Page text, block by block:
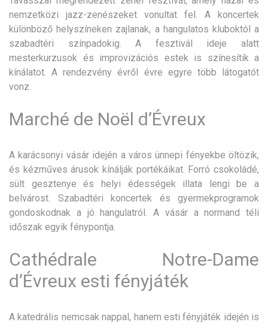
nemzetközi jazz-zenészeket vonultat fel. A koncertek
különböző helyszíneken zajlanak, a hangulatos kluboktól a
szabadtéri színpadokig. A fesztivál ideje alatt
mesterkurzusok és improvizációs estek is színesítik a
kínálatot. A rendezvény évről évre egyre több látogatót
vonz.
Marché de Noël d’Évreux
A karácsonyi vásár idején a város ünnepi fényekbe öltözik,
és kézműves árusok kínálják portékáikat. Forró csokoládé,
sült gesztenye és helyi édességek illata lengi be a
belvárost. Szabadtéri koncertek és gyermekprogramok
gondoskodnak a jó hangulatról. A vásár a normand téli
időszak egyik fénypontja.
Cathédrale Notre-Dame
d’Évreux esti fényjáték
A katedrális nemcsak nappal, hanem esti fényjáték idején is